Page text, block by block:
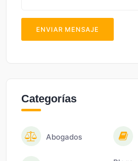
ENVIAR MENSAJE
Categorías
Abogados